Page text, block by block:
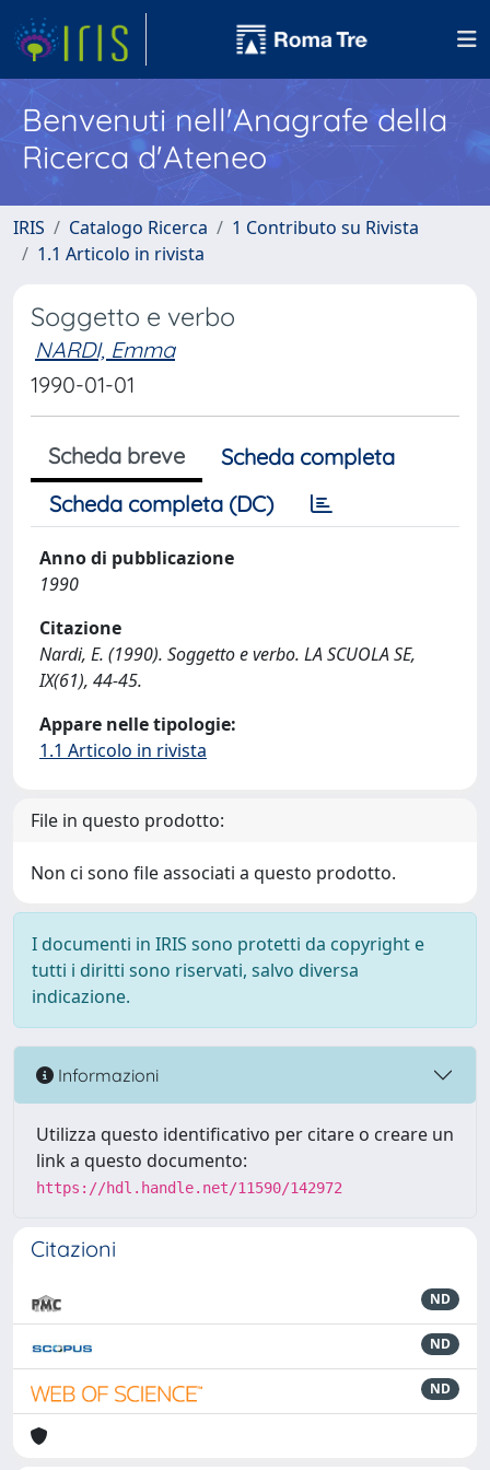
Benvenuti nell'Anagrafe della
Ricerca d'Ateneo
IRIS Catalogo Ricerca
1 Contributo su Rivista
1.1 Articolo in rivista
Soggetto e verbo
NARDI, Emma
1990-01-01
Scheda breve
Scheda completa
Scheda completa (DC)
Anno di pubblicazione
1990
Citazione
Nardi, E. (1990). Soggetto e verbo. LA SCUOLA SE,
IX(61), 44-45.
Appare nelle tipologie:
1.1 Articolo in rivista
File in questo prodotto:
Non ci sono file associati a questo prodotto.
I documenti in IRIS sono protetti da copyright e
tutti i diritti sono riservati, salvo diversa
indicazione.
Informazioni
Utilizza questo identificativo per citare o creare un
link a questo documento:
https://hdl.handle.net/11590/142972
Citazioni
ND
ND
ND